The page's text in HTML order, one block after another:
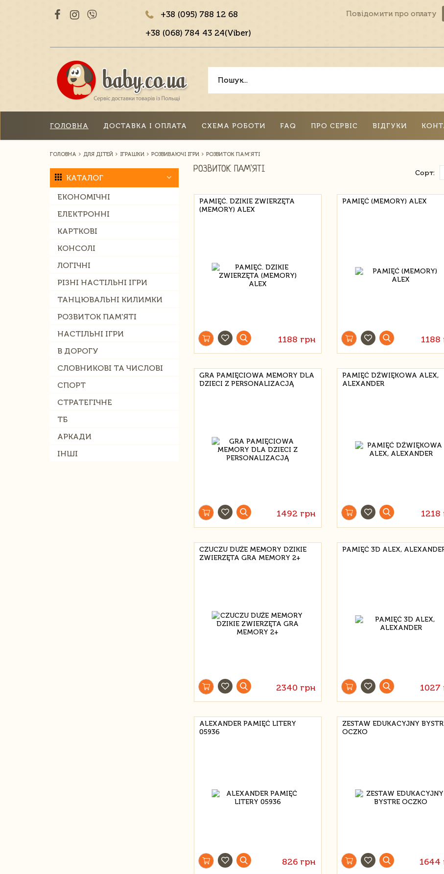
+38 (095) 788 12 68
+38 (068) 784 43 24(Viber)
Повідомити про оплату
ГОЛОВНА ДОСТАВКА І ОПЛАТА СХЕМА РОБОТИ FAQ ПРО СЕРВІС ВІДГУКИ
ГОЛОВНА ДЛЯ ДІТЕЙ ІГРАШКИ РОЗВИВАЮЧІ ІГРИ РОЗВИТОК ПАМ'ЯТІ
КАТАЛОГ
ЕКОНОМІЧНІ
ЕЛЕКТРОННІ
КАРТКОВІ
КОНСОЛІ
ЛОГІЧНІ
РІЗНІ НАСТІЛЬНІ ІГРИ
ТАНЦЮВАЛЬНІ КИЛИМКИ
РОЗВИТОК ПАМ'ЯТІ
НАСТІЛЬНІ ІГРИ
В ДОРОГУ
СЛОВНИКОВІ ТА ЧИСЛОВІ
СПОРТ
СТРАТЕГІЧНЕ
ТБ
АРКАДИ
ІНШІ
РОЗВИТОК ПАМ'ЯТІ Сорт:
PAMIĘĆ. DZIKIE ZWIERZĘTA
(MEMORY) ALEX
1188 грн
PAMIĘĆ (MEMORY) ALEX
1188
GRA PAMIĘCIOWA MEMORY DLA
DZIECI Z PERSONALIZACJĄ
1492 грн
PAMIĘĆ DŹWIĘKOWA ALEX,
ALEXANDER
1218
CZUCZU DUŻE MEMORY DZIKIE
ZWIERZĘTA GRA MEMORY 2+
2340 грн
PAMIĘĆ 3D ALEX,
1027
ALEXANDER PAMIĘĆ LITERY
05936
826 грн
ZESTAW EDUKACYJNY
OCZKO
1644